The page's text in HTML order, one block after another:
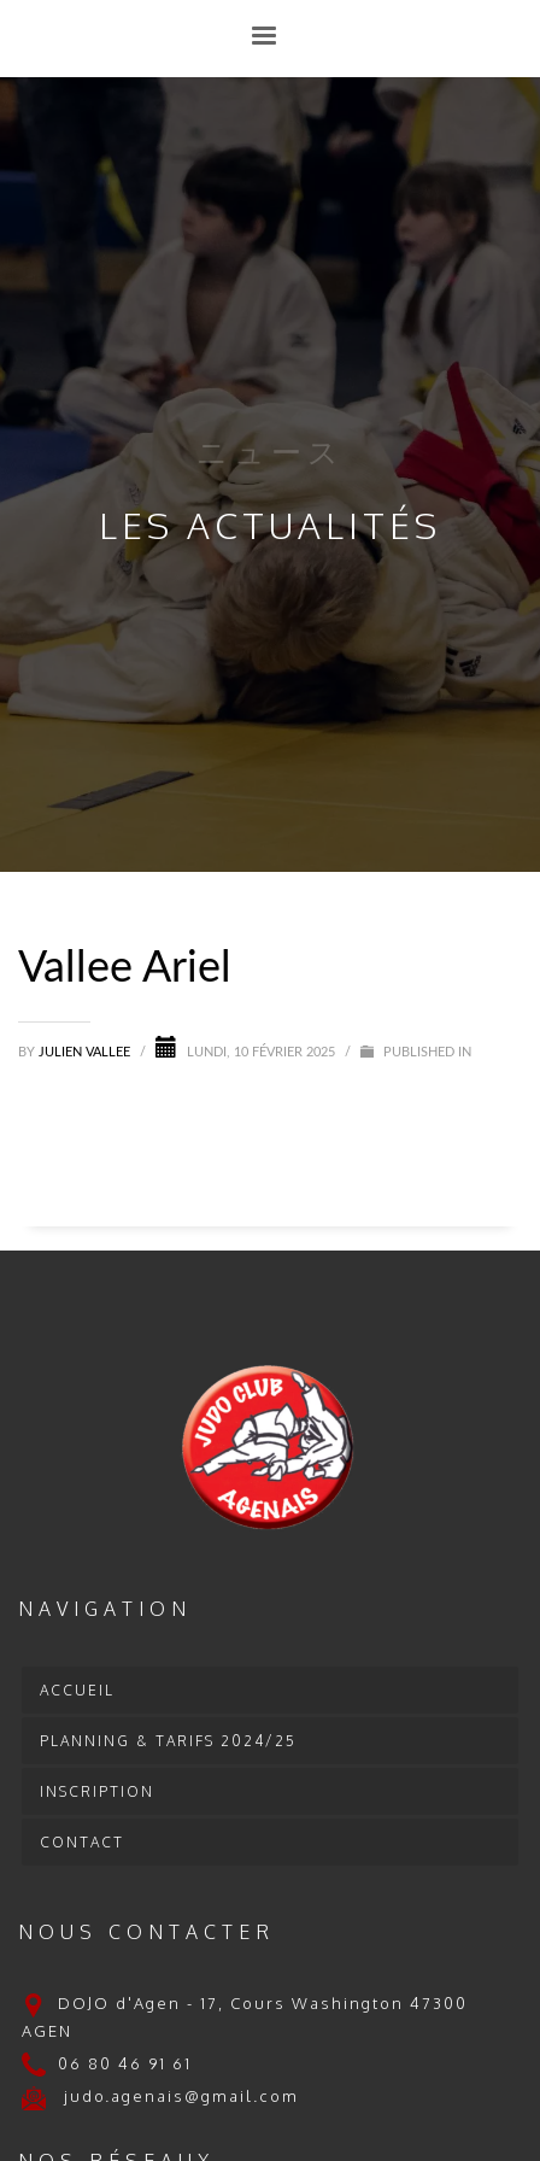
ニュース
LES ACTUALITÉS
Vallee Ariel
BY JULIEN VALLEE / LUNDI, 10 FÉVRIER 2025 / PUBLISHED IN
NOUS CONTACTER
DOJO d'Agen - 17, Cours Washington 47300
AGEN
06 80 46 91 61
judo.agenais@gmail.com
NAVIGATION
ACCUEIL
PLANNING & TARIFS 2024/25
INSCRIPTION
CONTACT